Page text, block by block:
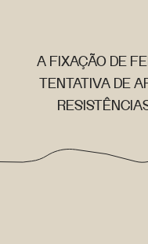
A FIXAÇÃO DE
TENTATIVA DE